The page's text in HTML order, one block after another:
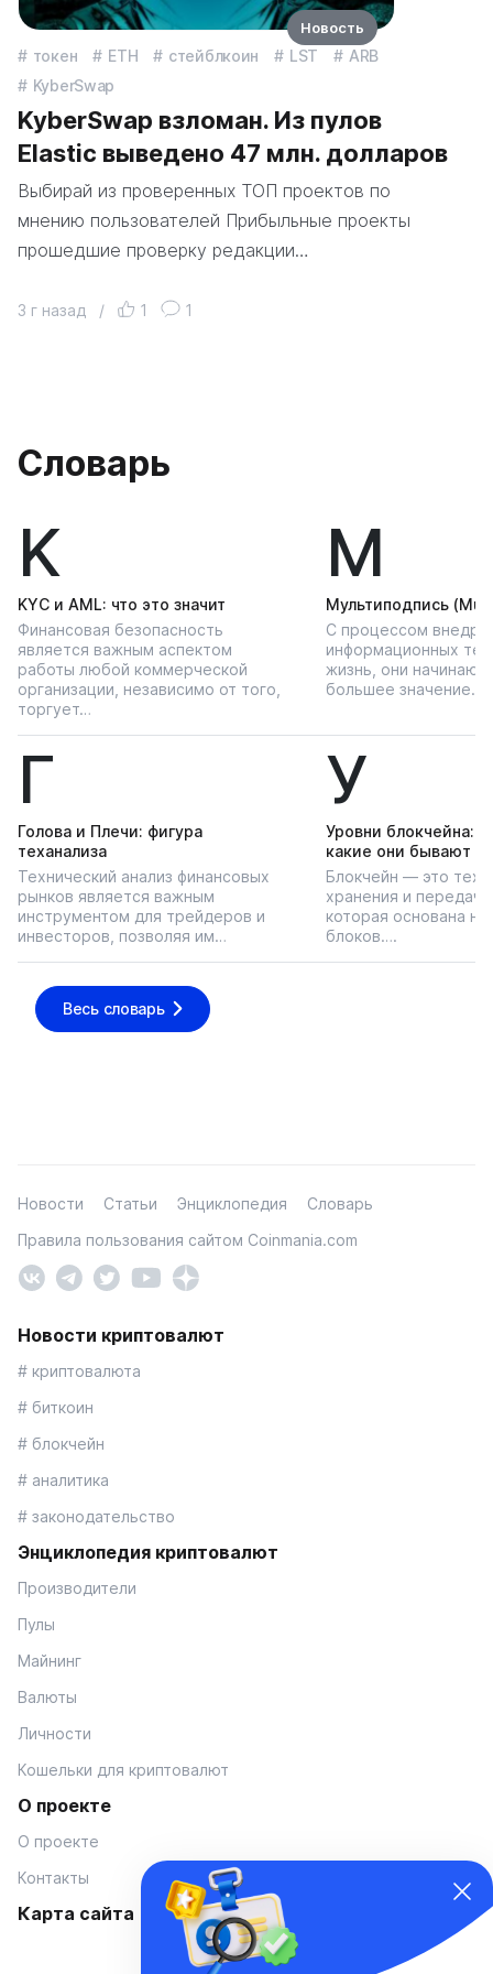
токен ETH стейблкоин LST
ARB
KyberSwap
KyberSwap взломан. Из пулов
Elastic выведено 47 млн. долларов
Выбирай из проверенных ТОП проектов по
мнению пользователей Прибыльные проекты
прошедшие проверку редакции…
3 г назад / 1 1
Новость
Словарь
K
KYС и AML: что это значит
Финансовая безопасность
является важным аспектом
работы любой коммерческой
организации, независимо от того,
торгует…
М
Мультиподпись
С процессом
информационных
жизнь, они начинают
большее значение…
Г
Голова и Плечи: фигура
теханализа
Технический анализ финансовых
рынков является важным
инструментом для трейдеров и
инвесторов, позволяя им…
У
Уровни блокчейна:
какие они бывают
Блокчейн — это
хранения и
которая основана
блоков….
Весь словарь
Новости Статьи Энциклопедия
Словарь
Правила пользования сайтом Coinmania.com
Новости криптовалют
# криптовалюта
# биткоин
# блокчейн
# аналитика
# законодательство
Энциклопедия криптовалют
Производители
Пулы
Майнинг
Валюты
Личности
Кошельки для криптовалют
О проекте
О проекте
Контакты
Карта сайта